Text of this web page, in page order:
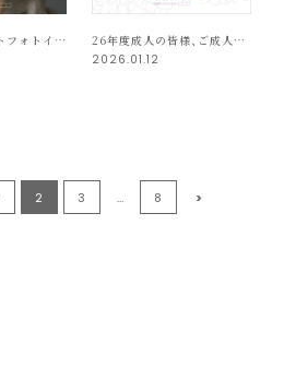
2026.02 | ペットフォトイベント “RUFF RUFF” vol.3 開催のお知らせ
26年度成人の皆様、ご成人おめでとうございます！
2026.01.12
2 3 … 8 >